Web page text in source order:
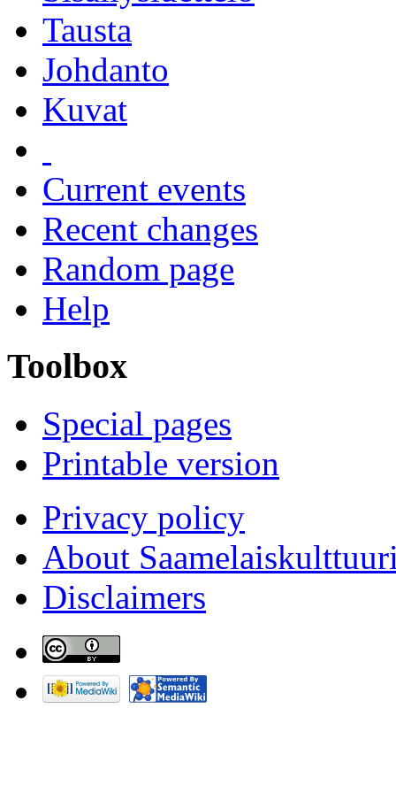
Tausta
Johdanto
Kuvat
Current events
Recent changes
Random page
Help
Toolbox
Special pages
Printable version
Privacy policy
About
Disclaimers